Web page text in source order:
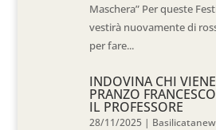
Maschera” Per queste
vestirà nuovamente di
per fare...
INDOVINA CHI
PRANZO
IL PROFESSORE
28/11/2025 |